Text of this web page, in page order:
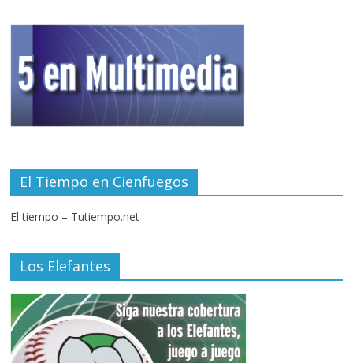
El Tiempo en Cienfuegos
El tiempo – Tutiempo.net
Los Elefantes